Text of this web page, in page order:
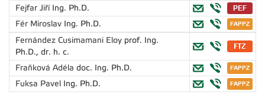
Fejfar Jiří Ing. Ph.D.
Fér Miroslav Ing. Ph.D.
Fernández Cusimamani Eloy prof. Ing.
Ph.D., dr. h. c.
Fraňková Adéla doc. Ing. Ph.D.
Fuksa Pavel Ing. Ph.D.